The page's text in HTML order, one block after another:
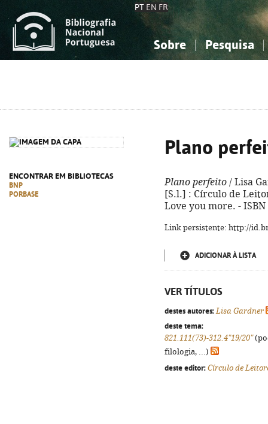
PT EN FR
Sobre Pesquisa
ENCONTRAR EM BIBLIOTECAS
BNP
PORBASE
Plano
Plano perfeito / Lisa
[S.l.] : Círculo de
Love you more. - ISBN
Link persistente: http://
ADICIONAR À LISTA
VER TÍTULOS
destes autores: Lisa Gardner
deste tema:
821.111(73)-312.4"19/20"
filologia, ...)
deste editor: Círculo de